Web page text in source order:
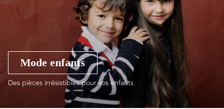
Mode enfants
Des pièces irrésistibles pour vos enfants.